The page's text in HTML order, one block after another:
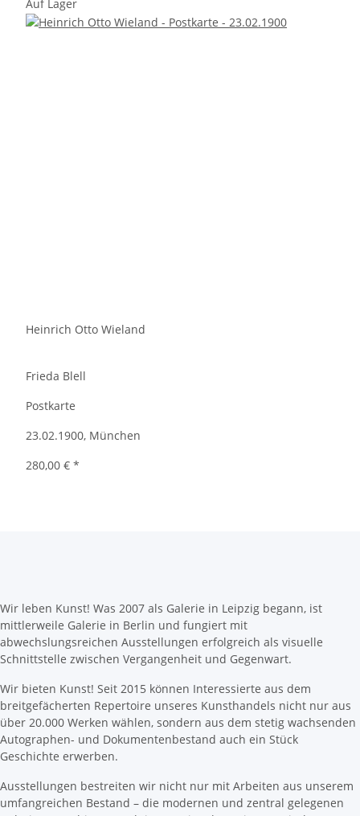
Auf Lager
Heinrich Otto Wieland
Frieda Blell
Postkarte
23.02.1900, München
280,00 € *
Wir leben Kunst! Was 2007 als Galerie in Leipzig begann, ist
mittlerweile Galerie in Berlin und fungiert mit
abwechslungsreichen Ausstellungen erfolgreich als visuelle
Schnittstelle zwischen Vergangenheit und Gegenwart.
Wir bieten Kunst! Seit 2015 können Interessierte aus dem
breitgefächerten Repertoire unseres Kunsthandels nicht nur aus
über 20.000 Werken wählen, sondern aus dem stetig wachsenden
Autographen- und Dokumentenbestand auch ein Stück
Geschichte erwerben.
Ausstellungen bestreiten wir nicht nur mit Arbeiten aus unserem
umfangreichen Bestand – die modernen und zentral gelegenen